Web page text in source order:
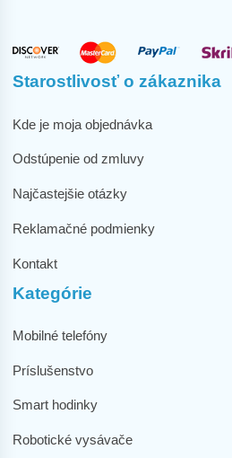
Starostlivosť o zákaznika
Kde je moja objednávka
Odstúpenie od zmluvy
Najčastejšie otázky
Reklamačné podmienky
Kontakt
Kategórie
Mobilné telefóny
Príslušenstvo
Smart hodinky
Robotické vysávače